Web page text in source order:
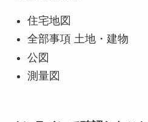
住宅地図
全部事項 土地・建物
公図
測量図